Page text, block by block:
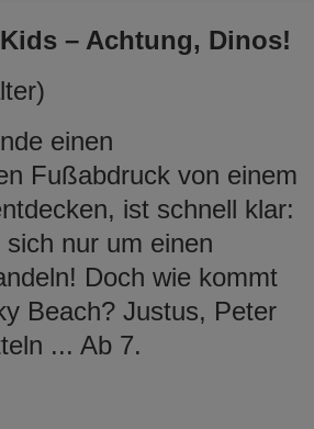
– Achtung, Dinos!
einen
Fußabdruck von einem
ist schnell klar:
nur um einen
Doch wie kommt
Beach? Justus, Peter
... Ab 7.